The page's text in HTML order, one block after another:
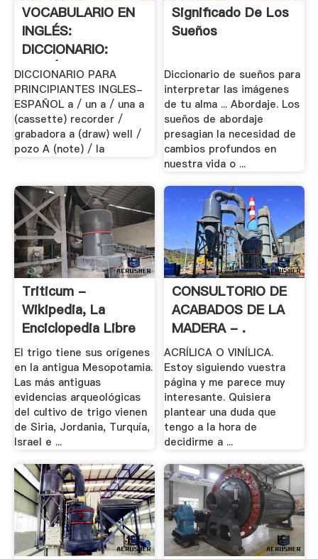
VOCABULARIO EN
INGLÉS:
DICCIONARIO:
INGLÉS .
DICCIONARIO PARA
PRINCIPIANTES INGLES-
ESPAÑOL a / un a / una a
(cassette) recorder /
grabadora a (draw) well /
pozo A (note) / la
Significado De Los
Sueños
Diccionario de sueños para
interpretar las imágenes
de tu alma ... Abordaje. Los
sueños de abordaje
presagian la necesidad de
cambios profundos en
nuestra vida o ...
Triticum -
Wikipedia, La
Enciclopedia Libre
El trigo tiene sus orígenes
en la antigua Mesopotamia.
Las más antiguas
evidencias arqueológicas
del cultivo de trigo vienen
de Siria, Jordania, Turquía,
Israel e ...
CONSULTORIO DE
ACABADOS DE LA
MADERA - .
ACRÍLICA O VINÍLICA.
Estoy siguiendo vuestra
página y me parece muy
interesante. Quisiera
plantear una duda que
tengo a la hora de
decidirme a ...